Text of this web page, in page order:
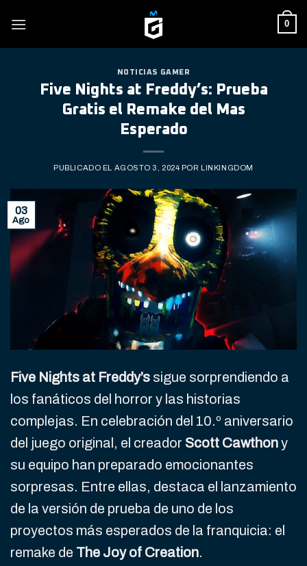
0
NOTICIAS GAMER
Five Nights at Freddy’s: Prueba
Gratis el Remake del Mas
Esperado
PUBLICADO EL AGOSTO 3, 2024 POR LINKINGDOM
03
Ago
Five Nights at Freddy’s sigue sorprendiendo a
los fanáticos del horror y las historias
complejas. En celebración del 10.º aniversario
del juego original, el creador Scott Cawthony
su equipo han preparado emocionantes
sorpresas. Entre ellas, destaca el lanzamiento
de la versión de prueba de uno de los
proyectos más esperados de la franquicia: el
remake de The Joy of Creation.